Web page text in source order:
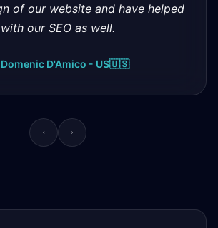
of our website and have helped
with our SEO as well.
D'Amico - US🇺🇸